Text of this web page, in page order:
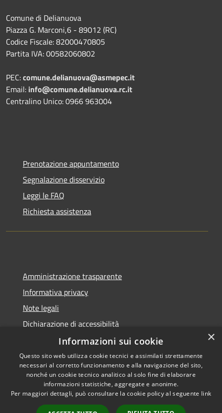
Comune di Delianuova
Piazza G. Marconi,6 - 89012 (RC)
Codice Fiscale: 82000470805
Partita IVA: 00582060802
PEC:comune.delianuova@asmepec.it
Email: info@comune.delianuova.rc.it
Centralino Unico: 0966 963004
Prenotazione appuntamento
Segnalazione disservizio
Leggi le FAQ
Richiesta assistenza
Amministrazione trasparente
Informativa privacy
Note legali
Dichiarazione di accessibilità
Accessibilità
Privacy
Copyright © 2026 • Comune di
Delianuova • Powered by
Municipium•Accesso
redazione
×
Informazioni sui cookie
Questo sito web utilizza cookie tecnici e assimilati strettamente
necessari al corretto funzionamento e alla navigazione del sito,
nonché un cookie tecnico analitico al solo fine di elaborare
informazioni statistiche, aggregate e anonime.
Per maggiori dettagli, può consultare la cookie policy al seguente link